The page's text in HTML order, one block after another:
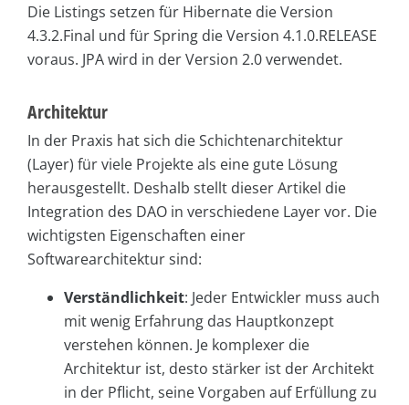
Die Listings setzen für Hibernate die Version
4.3.2.Final und für Spring die Version 4.1.0.RELEASE
voraus. JPA wird in der Version 2.0 verwendet.
Architektur
In der Praxis hat sich die Schichtenarchitektur
(Layer) für viele Projekte als eine gute Lösung
herausgestellt. Deshalb stellt dieser Artikel die
Integration des DAO in verschiedene Layer vor. Die
wichtigsten Eigenschaften einer
Softwarearchitektur sind:
Verständlichkeit: Jeder Entwickler muss auch
mit wenig Erfahrung das Hauptkonzept
verstehen können. Je komplexer die
Architektur ist, desto stärker ist der Architekt
in der Pflicht, seine Vorgaben auf Erfüllung zu